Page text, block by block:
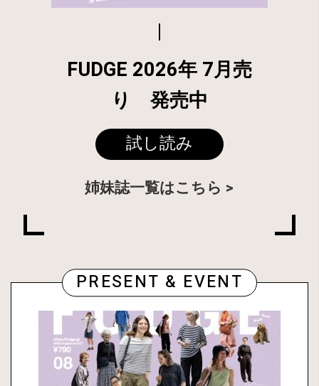
FUDGE 2026年 7月売
り 発売中
試し読み
姉妹誌一覧はこちら
PRESENT & EVENT